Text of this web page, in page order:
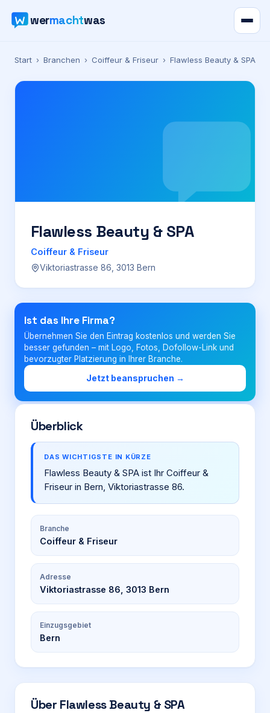
wermachtwas
Verzeichnis
Karte
Preise
Für Firmen
Login
Firma eintragen
Start › Branchen › Coiffeur & Friseur › Flawless Beauty & SPA
Flawless Beauty & SPA
Coiffeur & Friseur
Viktoriastrasse 86, 3013 Bern
Ist das Ihre Firma?
Übernehmen Sie den Eintrag kostenlos und werden Sie
besser gefunden – mit Logo, Fotos, Dofollow-Link und
bevorzugter Platzierung in Ihrer Branche.
Jetzt beanspruchen →
Überblick
DAS WICHTIGSTE IN KÜRZE
Flawless Beauty & SPA ist Ihr Coiffeur &
Friseur in Bern, Viktoriastrasse 86.
Branche
Coiffeur & Friseur
Adresse
Viktoriastrasse 86, 3013 Bern
Einzugsgebiet
Bern
Über Flawless Beauty & SPA